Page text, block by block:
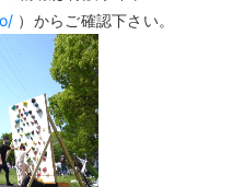
）からご確認下さい。